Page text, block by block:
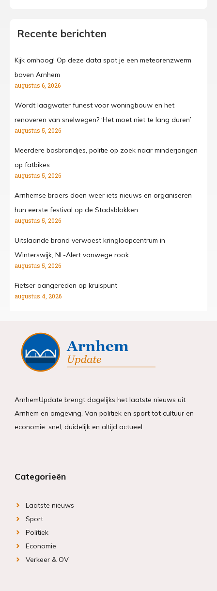
Recente berichten
Kijk omhoog! Op deze data spot je een meteorenzwerm
boven Arnhem
augustus 6, 2026
Wordt laagwater funest voor woningbouw en het
renoveren van snelwegen? ‘Het moet niet te lang duren’
augustus 5, 2026
Meerdere bosbrandjes, politie op zoek naar minderjarigen
op fatbikes
augustus 5, 2026
Arnhemse broers doen weer iets nieuws en organiseren
hun eerste festival op de Stadsblokken
augustus 5, 2026
Uitslaande brand verwoest kringloopcentrum in
Winterswijk, NL-Alert vanwege rook
augustus 5, 2026
Fietser aangereden op kruispunt
augustus 4, 2026
ArnhemUpdate brengt dagelijks het laatste nieuws uit
Arnhem en omgeving. Van politiek en sport tot cultuur en
economie: snel, duidelijk en altijd actueel.
Categorieën
Laatste nieuws
Sport
Politiek
Economie
Verkeer & OV